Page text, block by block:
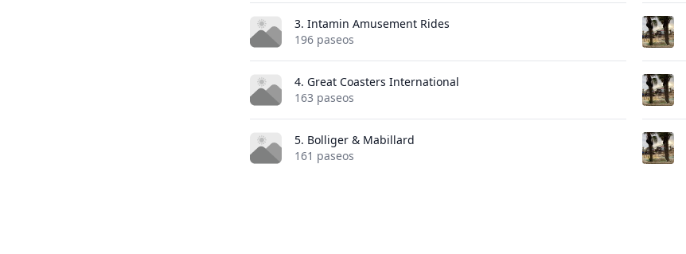
3. Intamin Amusement Rides
196 paseos
4. Great Coasters International
163 paseos
5. Bolliger & Mabillard
161 paseos